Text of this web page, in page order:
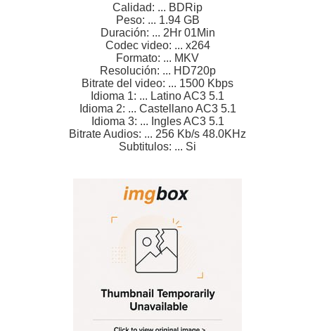
Calidad: ... BDRip
Peso: ... 1.94 GB
Duración: ... 2Hr 01Min
Codec video: ... x264
Formato: ... MKV
Resolución: ... HD720p
Bitrate del video: ... 1500 Kbps
Idioma 1: ... Latino AC3 5.1
Idioma 2: ... Castellano AC3 5.1
Idioma 3: ... Ingles AC3 5.1
Bitrate Audios: ... 256 Kb/s 48.0KHz
Subtitulos: ... Si